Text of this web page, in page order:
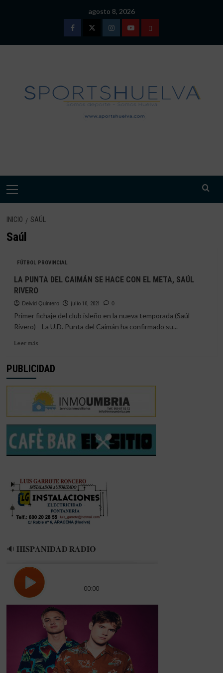
agosto 8, 2026
FacebookTwitterInstagramYoutubeTÉRMINOS
DE
USO
Menú
INICIO SAÚL
Saúl
FÚTBOL PROVINCIAL
LA PUNTA DEL CAIMÁN SE HACE CON EL META, SAÚL
RIVERO
Deivid Quintero julio 10, 2021 0
Primer fichaje del club isleño en la nueva temporada (Saúl
Rivero) La U.D. Punta del Caimán ha confirmado su...
Leer másLeer
LA
DEL
CAIMÁN
SE
HACE
CON
EL
META,
SAÚL
PUBLICIDAD
🔉 𝐇𝐈𝐒𝐏𝐀𝐍𝐈𝐃𝐀𝐃 𝐑𝐀𝐃𝐈𝐎